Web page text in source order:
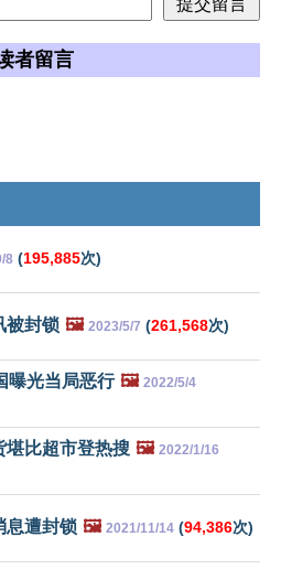
者留言
8 (195,885次)
被封锁 🖼️ 2023/5/7 (261,568次)
曝光当局恶行 🖼️ 2022/5/4
堪比超市登热搜 🖼️ 2022/1/16
息遭封锁 🖼️ 2021/11/14 (94,386次)